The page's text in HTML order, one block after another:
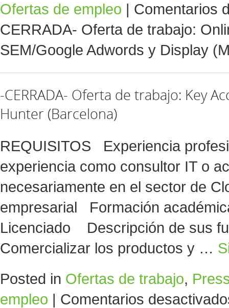
Ofertas de empleo | Comentarios
CERRADA- Oferta de trabajo:
SEM/Google Adwords y Display
-CERRADA- Oferta de trabajo: Key
Hunter (Barcelona)
REQUISITOS Experiencia
experiencia como consultor IT o
necesariamente en el sector de
empresarial Formación
Licenciado Descripción de sus
Comercializar los productos y …
Posted in Ofertas de trabajo,
empleo | Comentarios